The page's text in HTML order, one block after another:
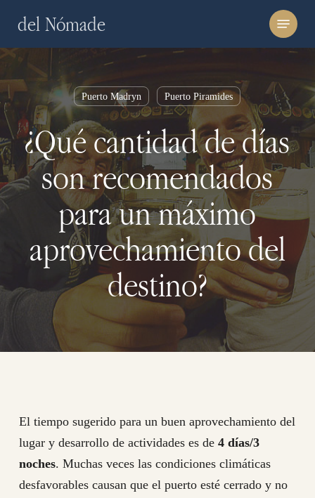
content
del Nómade Menu
Puerto Madryn Puerto Piramides
¿Qué cantidad de días
son recomendados
para un máximo
aprovechamiento del
destino?
El tiempo sugerido para un buen aprovechamiento del
lugar y desarrollo de actividades es de 4 días/3
noches. Muchas veces las condiciones climáticas
desfavorables causan que el puerto esté cerrado y no